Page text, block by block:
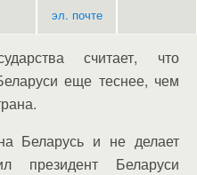
эл. почте
считает, что
еще теснее, чем
Беларусь и не делает
президент Беларуси